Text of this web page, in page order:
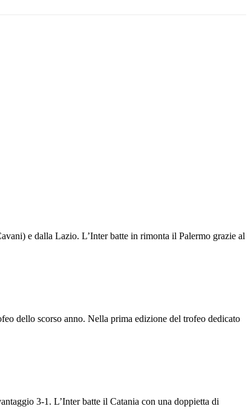
e dalla Lazio. L’Inter batte in rimonta il Palermo grazie al
dello scorso anno. Nella prima edizione del trofeo dedicato
3-1. L’Inter batte il Catania con una doppietta di